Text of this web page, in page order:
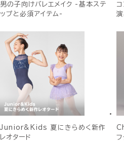
男の子向けバレエメイク -基本ステ
ップと必須アイテム-
演
Junior&Kids 夏にきらめく新作
レオタード
フ